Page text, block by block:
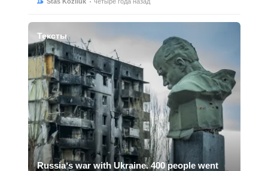
Тексты
Russiaʼs war with Ukraine. 400 people went